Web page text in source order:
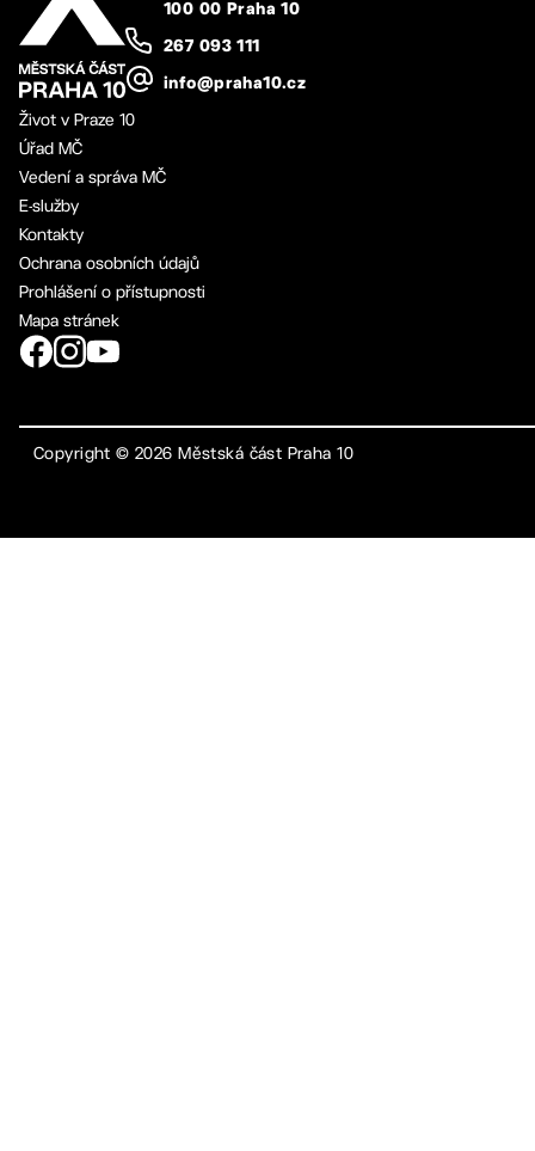
100 00 Praha 10
267 093 111
info@praha10.cz
Život v Praze 10
Úřad MČ
Vedení a správa MČ
E-služby
Kontakty
Ochrana osobních údajů
Prohlášení o přístupnosti
Mapa stránek
Copyright ©2026 Městská část Praha 10